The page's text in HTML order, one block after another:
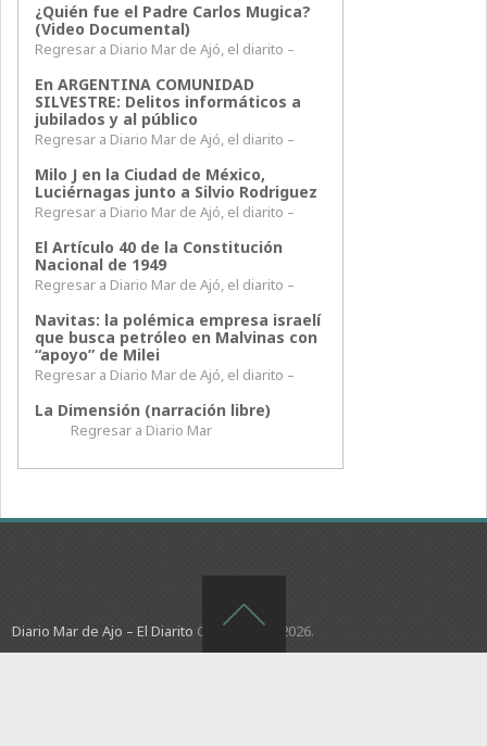
¿Quién fue el Padre Carlos Mugica?
(Video Documental)
Regresar a Diario Mar de Ajó, el diarito –
En ARGENTINA COMUNIDAD
SILVESTRE: Delitos informáticos a
jubilados y al público
Regresar a Diario Mar de Ajó, el diarito –
Milo J en la Ciudad de México,
Luciérnagas junto a Silvio Rodriguez
Regresar a Diario Mar de Ajó, el diarito –
El Artículo 40 de la Constitución
Nacional de 1949
Regresar a Diario Mar de Ajó, el diarito –
Navitas: la polémica empresa israelí
que busca petróleo en Malvinas con
“apoyo” de Milei
Regresar a Diario Mar de Ajó, el diarito –
La Dimensión (narración libre)
Regresar a Diario Mar
Diario Mar de Ajo – El Diarito Copyright © 2026.